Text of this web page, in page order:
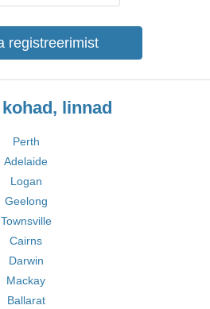
registreerimist
linnad
Perth
Adelaide
Logan
Geelong
Townsville
Cairns
Darwin
Mackay
Ballarat